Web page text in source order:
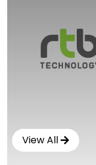
View All